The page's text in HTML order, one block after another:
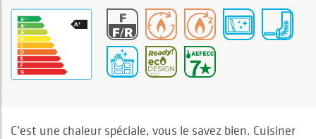
C’est une chaleur spéciale, vous le savez bien. Cuisiner